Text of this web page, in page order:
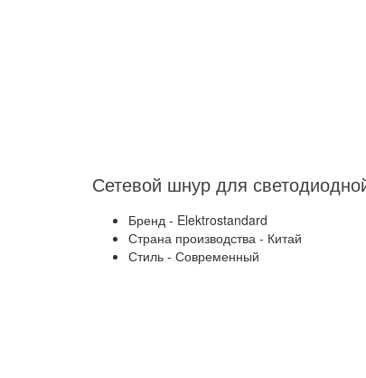
Бренд - Elektrostandard
Страна производства - Китай
Стиль - Современный